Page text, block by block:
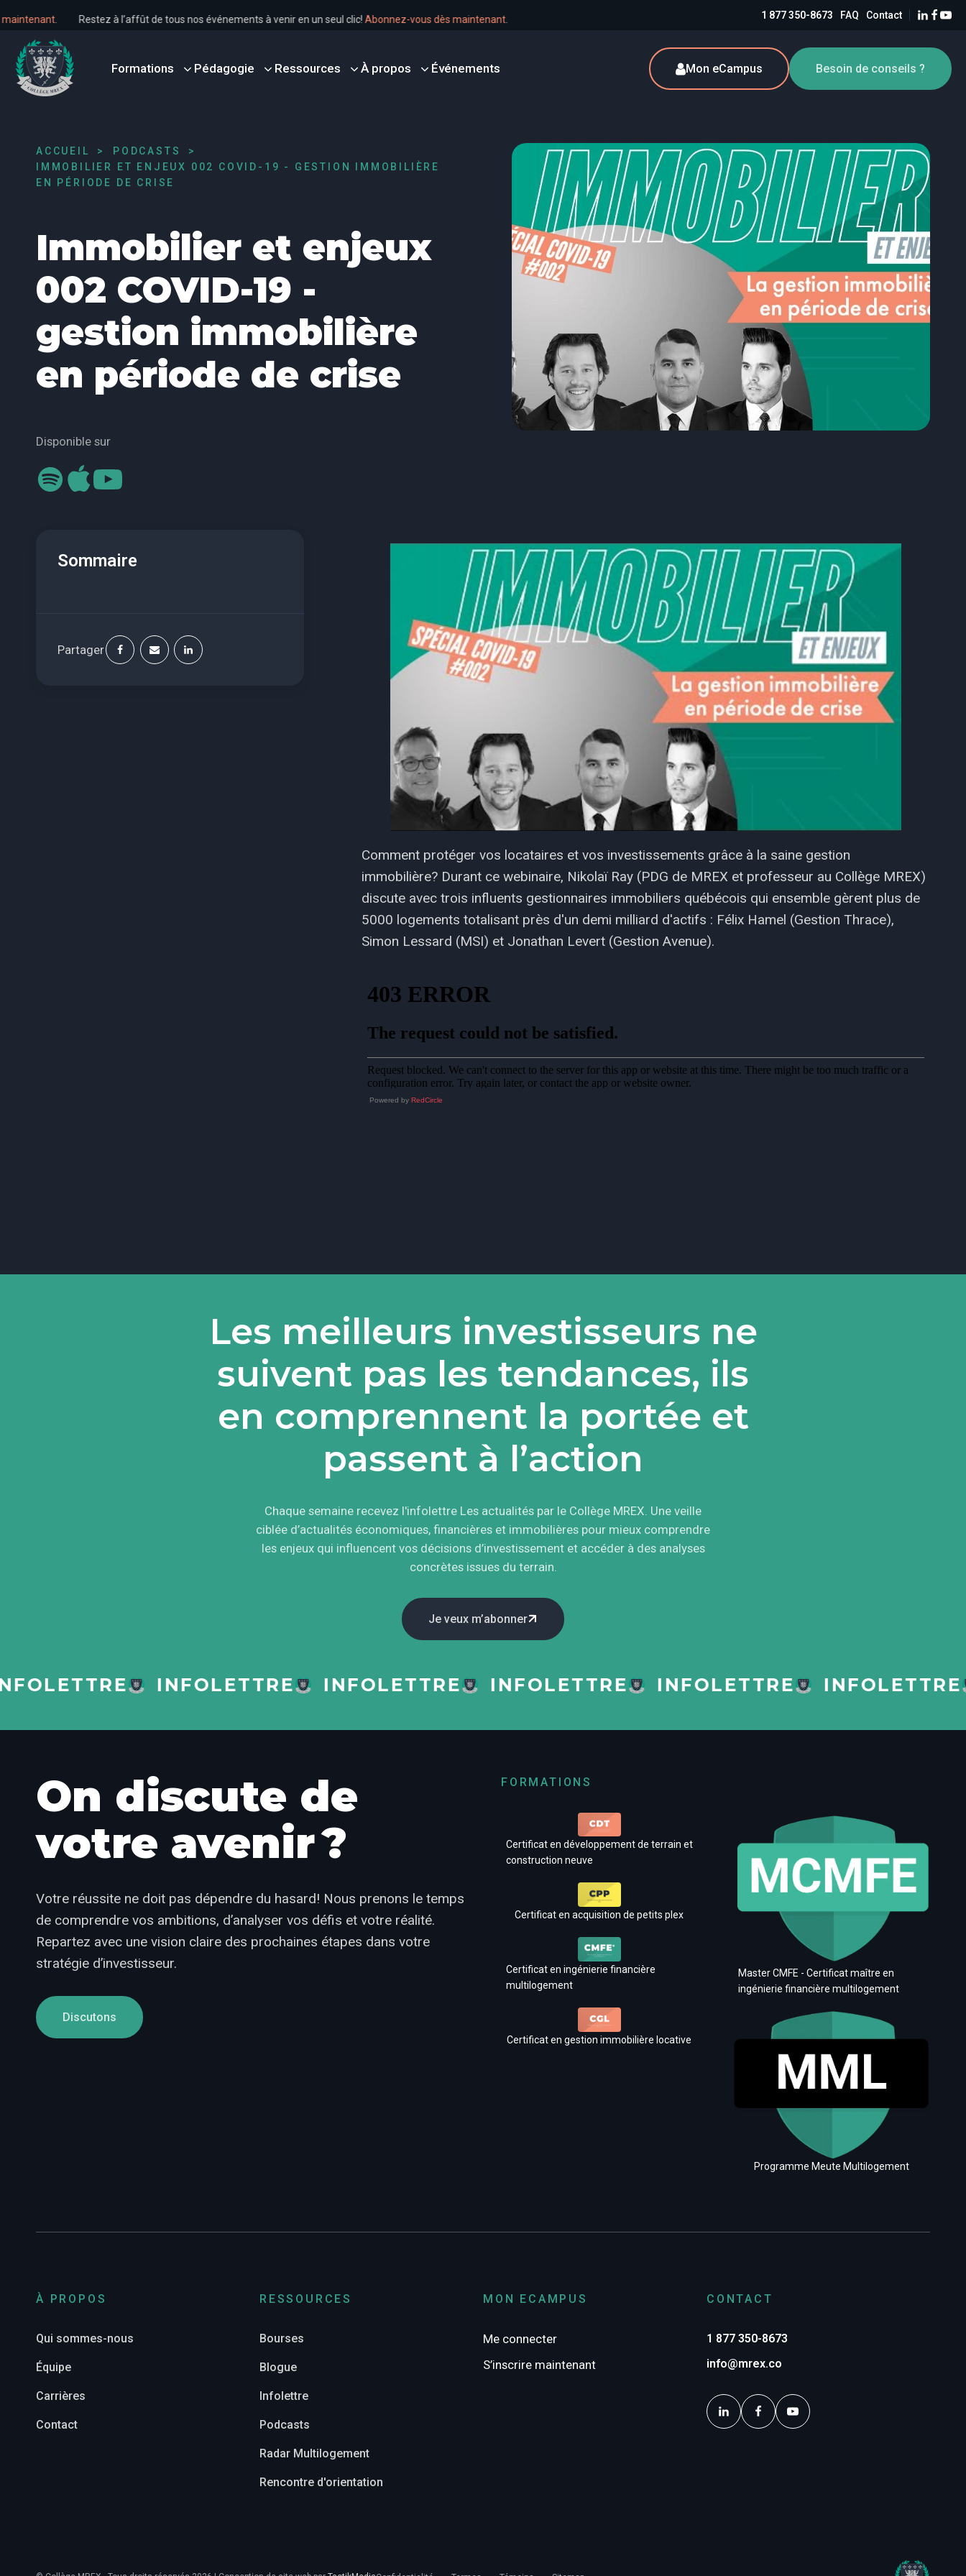
maintenant Restez à l’affût de tous nos événements à venir en un seul clic!Abonnez-vous dès maintenant 1 877 350-8673 FAQ Contact
Formations Pédagogie Ressources À propos Événements Mon eCampus Besoin de conseils ?
ACCUEIL
PODCASTS
IMMOBILIER ET ENJEUX 002 COVID-19 - GESTION IMMOBILIÈRE
EN PÉRIODE DE CRISE
Immobilier et enjeux
002 COVID-19 -
gestion immobilière
en période de crise
Disponible sur
Sommaire
Partager
Comment protéger vos locataires et vos investissements grâce à la saine gestion
immobilière? Durant ce webinaire, Nikolaï Ray (PDG de MREX et professeur au Collège MREX)
discute avec trois influents gestionnaires immobiliers québécois qui ensemble gèrent plus de
5000 logements totalisant près d'un demi milliard d'actifs : Félix Hamel (Gestion Thrace),
Simon Lessard (MSI) et Jonathan Levert (Gestion Avenue).
Powered byRedCircle
Les meilleurs investisseurs ne
suivent pas les tendances, ils
en comprennent la portée et
passent à l’action
Chaque semaine recevez l'infolettre Les actualités par le Collège MREX. Une veille
ciblée d’actualités économiques, financières et immobilières pour mieux comprendre
les enjeux qui influencent vos décisions d’investissement et accéder à des analyses
concrètes issues du terrain.
Je veux m’abonner
INFOLETTRE INFOLETTRE INFOLETTRE INFOLETTRE INFOLETTRE
On discute de
votre avenir ?
Votre réussite ne doit pas dépendre du hasard! Nous prenons le temps
de comprendre vos ambitions, d’analyser vos défis et votre réalité.
Repartez avec une vision claire des prochaines étapes dans votre
stratégie d’investisseur.
Discutons
FORMATIONS
Certificat en développement de terrain et
construction neuve
Certificat en acquisition de petits plex
Certificat en ingénierie financière
multilogement
Certificat en gestion immobilière locative
Master CMFE - Certificat maître en
ingénierie financière multilogement
Programme Meute Multilogement
À PROPOS
Qui sommes-nous
Équipe
Carrières
Contact
RESSOURCES
Bourses
Blogue
Infolettre
Podcasts
Radar Multilogement
Rencontre d'orientation
MON ECAMPUS
Me connecter
S’inscrire maintenant
CONTACT
1 877 350-8673
info@mrex.co